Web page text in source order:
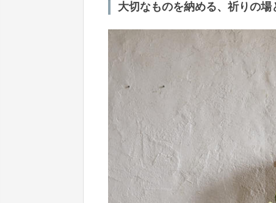
大切なものを納める、祈りの場